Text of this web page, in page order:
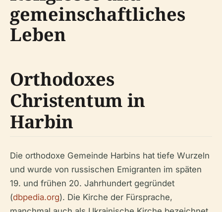
gemeinschaftliches
Leben
Orthodoxes
Christentum in
Harbin
Die orthodoxe Gemeinde Harbins hat tiefe Wurzeln
und wurde von russischen Emigranten im späten
19. und frühen 20. Jahrhundert gegründet
(dbpedia.org). Die Kirche der Fürsprache,